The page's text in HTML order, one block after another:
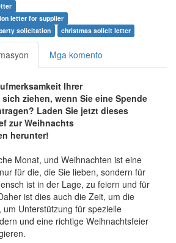
letter for supplier
solicitation
christmas solicit letter
Mga komento
Ihrer
ziehen, wenn Sie eine Spende
Laden Sie jetzt dieses
zur Weihnachts
herunter!
Monat, und Weihnachten ist eine
für die, die Sie lieben, sondern für
ist in der Lage, zu feiern und für
ist dies auch die Zeit, um die
Unterstützung für spezielle
und eine richtige Weihnachtsfeier